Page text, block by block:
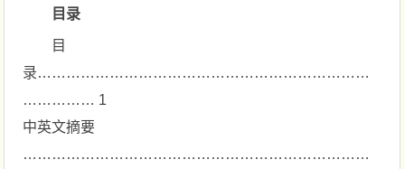
目录
目
录……………………………………………………………
…………… 1
中英文摘要
………………………………………………………………